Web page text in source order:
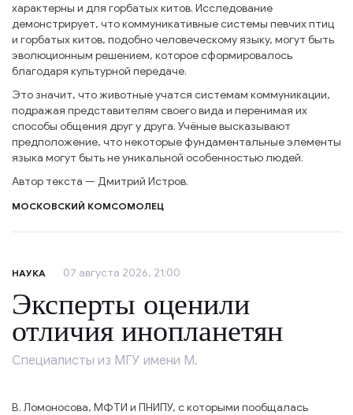
характерны и для горбатых китов. Исследование
демонстрирует, что коммуникативные системы певчих птиц
и горбатых китов, подобно человеческому языку, могут быть
эволюционным решением, которое сформировалось
благодаря культурной передаче.
Это значит, что животные учатся системам коммуникации,
подражая представителям своего вида и перенимая их
способы общения друг у друга. Учёные высказывают
предположение, что некоторые фундаментальные элементы
языка могут быть не уникальной особенностью людей.
Автор текста — Дмитрий Истров.
МОСКОВСКИЙ КОМСОМОЛЕЦ
НАУКА 07 августа 2026, 21:00
Эксперты оценили
отличия инопланетян
Специалисты из МГУ имени М.
В. Ломоносова, МФТИ и ПНИПУ, с которыми пообщалась